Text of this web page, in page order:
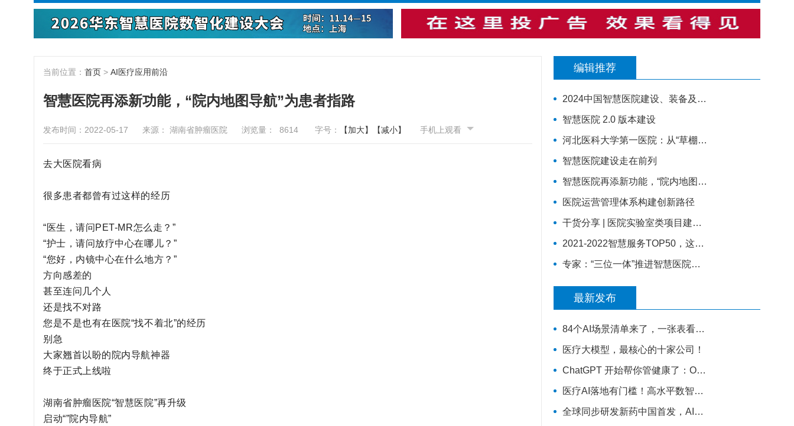
当前位置： 首页 > AI医疗应用前沿
智慧医院再添新功能，“院内地图导航”为患者指路
发布时间：2022-05-17 来源： 湖南省肿瘤医院 浏览量： 8614 字号： 【加大】 【减小】 手机上观看
去大医院看病
很多患者都曾有过这样的经历
“医生，请问PET-MR怎么走？”
“护士，请问放疗中心在哪儿？”
“您好，内镜中心在什么地方？”
方向感差的
甚至连问几个人
还是找不对路
您是不是也有在医院“找不着北”的经历
别急
大家翘首以盼的院内导航神器
终于正式上线啦
湖南省肿瘤医院“智慧医院”再升级
启动“”院内导航”
编辑推荐
2024中国智慧医院建设、装备及应用展览
智慧医院 2.0 版本建设
河北医科大学第一医院：从“草棚医院”到“5G智慧医院”
智慧医院建设走在前列
智慧医院再添新功能，“院内地图导航”为患者指路
医院运营管理体系构建创新路径
干货分享 | 医院实验室类项目建设四大痛点
2021-2022智慧服务TOP50，这些智慧医疗案例上榜
专家：“三位一体”推进智慧医院建设 新技术促进高质量发展
最新发布
84个AI场景清单来了，一张表看懂医疗AI该往哪发力
医疗大模型，最核心的十家公司！
ChatGPT 开始帮你管健康了：OpenAI 正式推出 Health 功能，AI 进入医疗意味着什么？
医疗AI落地有门槛！高水平数智医院建设离不开16个能力（附自查表）
全球同步研发新药中国首发，AI医疗加速落地——医疗前沿资讯速览